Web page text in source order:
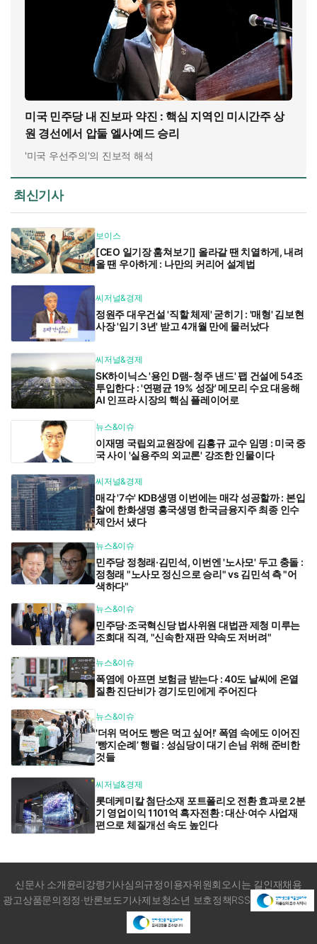
미국 민주당 내 진보파 약진 : 핵심 지역인 미시간주 상
원 경선에서 압둘 엘사예드 승리
'미국 우선주의'의 진보적 해석
최신기사
보이스
[CEO 일기장 훔쳐보기] 올라갈 땐 치열하게, 내려
올 땐 우아하게 : 나만의 커리어 설계법
씨저널&경제
정원주 대우건설 '직할 체제' 굳히기 : '매형' 김보현
사장 '임기 3년' 받고 4개월 만에 물러났다
씨저널&경제
SK하이닉스 '용인 D램-청주 낸드' 팹 건설에 54조
투입한다 : '연평균 19% 성장' 메모리 수요 대응해
AI 인프라 시장의 핵심 플레이어로
뉴스&이슈
이재명 국립외교원장에 김흥규 교수 임명 : 미국 중
국 사이 '실용주의 외교론' 강조한 인물이다
씨저널&경제
매각 '7수' KDB생명 이번에는 매각 성공할까 : 본입
찰에 한화생명 흥국생명 한국금융지주 최종 인수
제안서 냈다
뉴스&이슈
민주당 정청래·김민석, 이번엔 '노사모' 두고 충돌 :
정청래 "노사모 정신으로 승리" vs 김민석 측 "어
색하다"
뉴스&이슈
민주당·조국혁신당 법사위원 대법관 제청 미루는
조희대 직격, "신속한 재판 약속도 저버려"
뉴스&이슈
폭염에 아프면 보험금 받는다 : 40도 날씨에 온열
질환 진단비가 경기도민에게 주어진다
뉴스&이슈
'더위 먹어도 빵은 먹고 싶어!' 폭염 속에도 이어진
‘빵지순례’ 행렬 : 성심당이 대기 손님 위해 준비한
것들
씨저널&경제
롯데케미칼 첨단소재 포트폴리오 전환 효과로 2분
기 영업이익 1101억 흑자전환 : 대산·여수 사업재
편으로 체질개선 속도 높인다
신문사 소개윤리강령기사심의규정이용자위원회 오시는 길인재채용
광고상품문의정정·반론보도기사제보청소년 보호정책RSS